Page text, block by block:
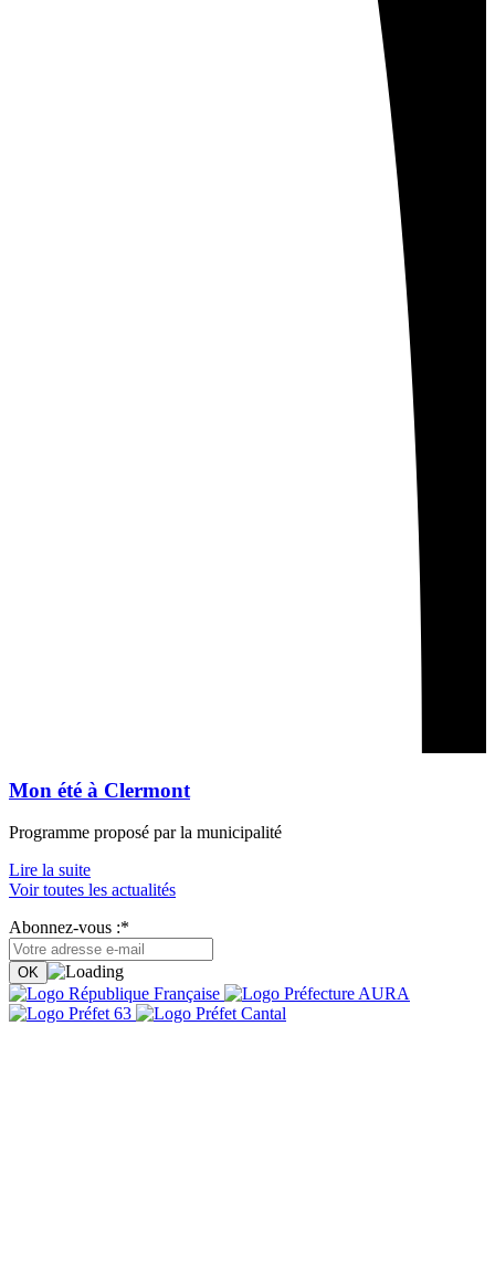
Mon été à Clermont
Programme proposé par la municipalité
Lire la suite
Voir toutes les actualités
Abonnez-vous :*